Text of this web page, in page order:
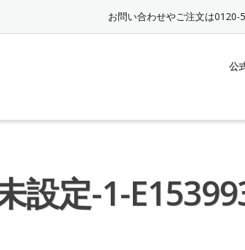
お問い合わせやご注文は0120-
公
設定-1-